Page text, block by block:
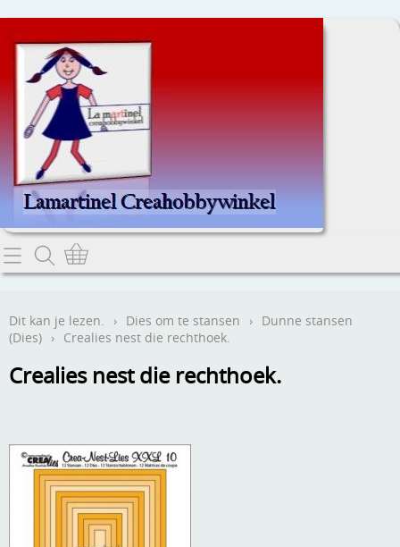
Home
Contact
Webwinkel
Aanbiedingen
Andere
Boeken en magazines
Verzend - en verpakkingsk
Mijn account
Dit kan je lezen. › Dies om te stansen › Dunne stansen
(Dies) › Crealies nest die rechthoek.
Crealies nest die rechthoek.